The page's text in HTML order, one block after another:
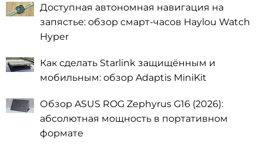
Доступная автономная навигация на
запястье: обзор смарт-часов Haylou Watch
Hyper
Как сделать Starlink защищённым и
мобильным: обзор Adaptis MiniKit
Обзор ASUS ROG Zephyrus G16 (2026):
абсолютная мощность в портативном
формате